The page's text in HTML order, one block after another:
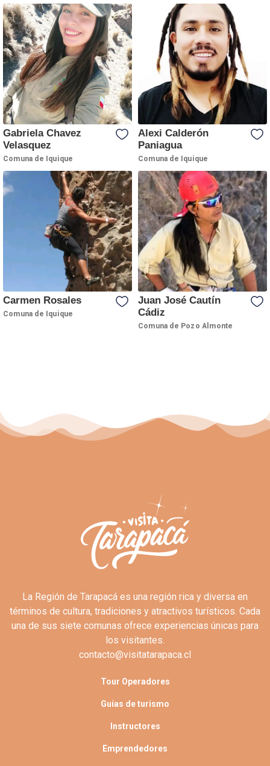
Gabriela Chavez
Velasquez
Comuna de Iquique
Alexi Calderón
Paniagua
Comuna de Iquique
Carmen Rosales
Comuna de Iquique
Juan José Cautín
Cádiz
Comuna de Pozo Almonte
La Región de Tarapacá es una región rica y diversa en
términos de cultura, tradiciones y atractivos turísticos. Cada
una de sus siete comunas ofrece experiencias únicas para
los visitantes.
contacto@visitatarapaca.cl
Tour Operadores
Guías de turismo
Instructores
Emprendedores